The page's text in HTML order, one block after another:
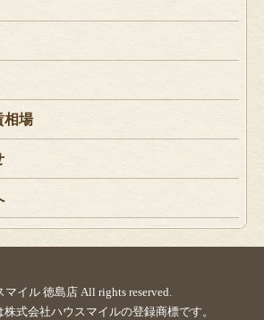
相場
マイル 徳島店 All rights reserved.
式会社ハウスマイルの登録商標です。